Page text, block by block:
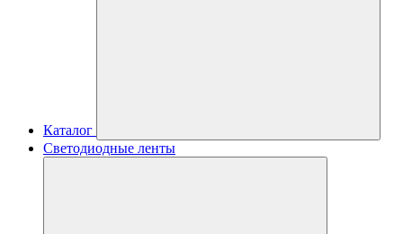
Каталог
Светодиодные ленты